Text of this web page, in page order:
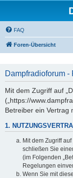
FAQ
Foren-Übersicht
Dampfradioforum -
Mit dem Zugriff auf
(„https://
Betreiber ein Vertrag
1.
Mit dem Zugriff
schließen Sie
(im Folgenden
Regelungen
Wenn Sie mit